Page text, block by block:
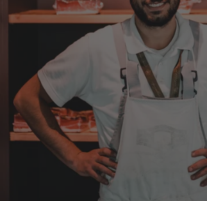
Christa
Verifizierter Kunde
Der Schinken schmeckt sehr
Bergkräuter. Ich würde mir
einzelne Teile zu bestellen.
Pakete. Bin Rentnerin und
Ulrich
Verifizierter Kunde
Tolles Angebot, Qualität und
Note 1